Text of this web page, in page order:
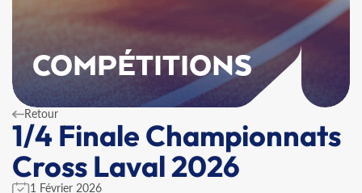
COMPÉTITIONS
Retour
1/4 Finale Championnats
Cross Laval 2026
1 Février 2026